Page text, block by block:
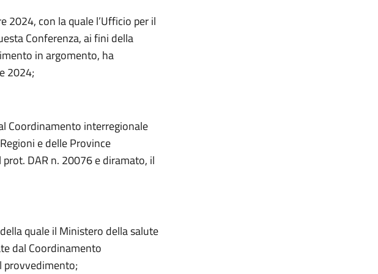
2024, con la quale l’Ufficio per il
Conferenza, ai fini della
in argomento, ha
2024;
Coordinamento interregionale
e delle Province
DAR n. 20076 e diramato, il
quale il Ministero della salute
dal Coordinamento
provvedimento;